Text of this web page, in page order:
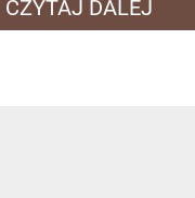
CZYTAJ DALEJ